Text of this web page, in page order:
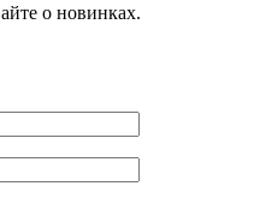
о новинках.